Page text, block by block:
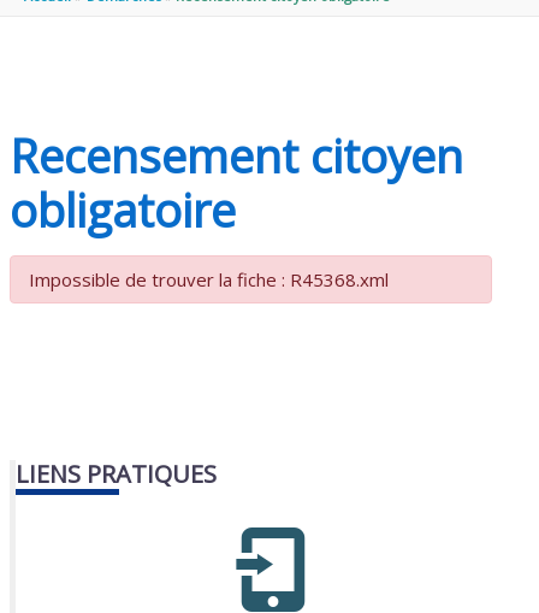
Recensement citoyen
obligatoire
Impossible de trouver la fiche : R45368.xml
LIENS PRATIQUES